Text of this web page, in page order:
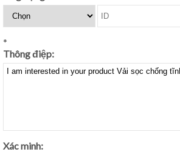
*
Thông điệp:
Xác minh: